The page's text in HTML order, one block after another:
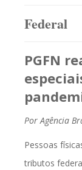
Federal
PGFN
Por Agência
Pessoas
tributos